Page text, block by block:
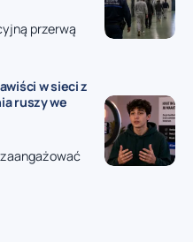
przerwą
w sieci z
ruszy we